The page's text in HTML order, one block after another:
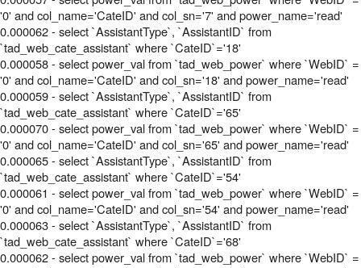
'0' and col_name='CateID' and col_sn='7' and power_name='read'
0.000062 - select `AssistantType`, `AssistantID` from
`tad_web_cate_assistant` where `CateID`='18'
0.000058 - select power_val from `tad_web_power` where `WebID` =
'0' and col_name='CateID' and col_sn='18' and power_name='read'
0.000059 - select `AssistantType`, `AssistantID` from
`tad_web_cate_assistant` where `CateID`='65'
0.000070 - select power_val from `tad_web_power` where `WebID` =
'0' and col_name='CateID' and col_sn='65' and power_name='read'
0.000065 - select `AssistantType`, `AssistantID` from
`tad_web_cate_assistant` where `CateID`='54'
0.000061 - select power_val from `tad_web_power` where `WebID` =
'0' and col_name='CateID' and col_sn='54' and power_name='read'
0.000063 - select `AssistantType`, `AssistantID` from
`tad_web_cate_assistant` where `CateID`='68'
0.000062 - select power_val from `tad_web_power` where `WebID` =